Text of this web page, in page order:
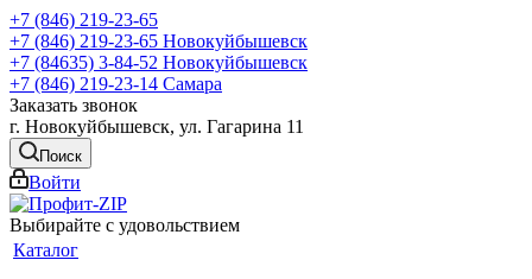
+7 (846) 219-23-65
+7 (846) 219-23-65 Новокуйбышевск
+7 (84635) 3-84-52 Новокуйбышевск
+7 (846) 219-23-14 Самара
Заказать звонок
г. Новокуйбышевск, ул. Гагарина 11
Поиск
Войти
Выбирайте с удовольствием
Каталог